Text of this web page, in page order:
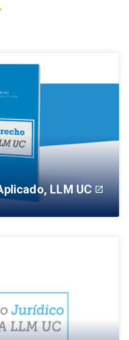
LLM UC launch